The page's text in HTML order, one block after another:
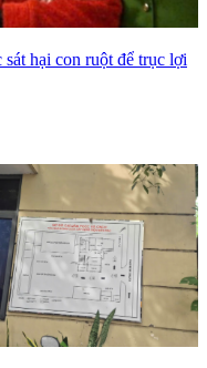
hại con ruột để trục lợi